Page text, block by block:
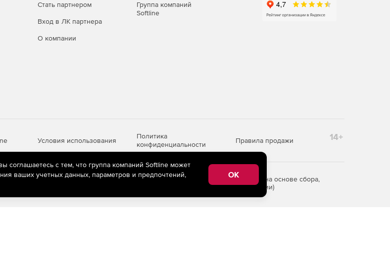
Стать партнером
Вход в ЛК партнера
О компании
Группа компаний
Softline
Условия использования
Политика
конфиденциальности
Правила продажи 14+
технологии (информационные технологии предоставления информации на основе сбора,
сети «Интернет», находящихся на территории Российской Федерации)
соглашаетесь с тем, что группа компаний Softline может
ваших учетных данных, параметров и предпочтений,
OK